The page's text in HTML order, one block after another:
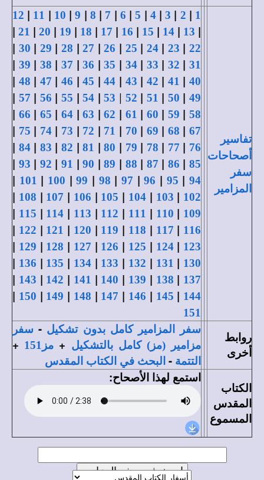
تفاسير
أصحاحات
سفر
المزامير
1
|
2
|
3
|
4
|
5
|
6
|
7
|
8
|
9
|
10
|
11
|
12
|
13
|
14
|
15
|
16
|
17
|
18
|
19
|
20
|
21
|
22
|
23
|
24
|
25
|
26
|
27
|
28
|
29
|
30
|
31
|
32
|
33
|
34
|
35
|
36
|
37
|
38
|
39
|
40
|
41
|
42
|
43
|
44
|
45
|
46
|
47
|
48
|
49
|
50
|
51
|
52
|
53
|
54
|
55
|
56
|
57
|
58
|
59
|
60
|
61
|
62
|
63
|
64
|
65
|
66
|
67
|
68
|
69
|
70
|
71
|
72
|
73
|
74
|
75
|
76
|
77
|
78
|
79
|
80
|
81
|
82
|
83
|
84
|
85
|
86
|
87
|
88
|
89
|
90
|
91
|
92
|
93
|
94
|
95
|
96
|
97
|
98
|
99
|
100
|
101
|
102
|
103
|
104
|
105
|
106
|
107
|
108
|
109
|
110
|
111
|
112
|
113
|
114
|
115
|
116
|
117
|
118
|
119
|
120
|
121
|
122
|
123
|
124
|
125
|
126
|
127
|
128
|
129
|
130
|
131
|
132
|
133
|
134
|
135
|
136
|
137
|
138
|
139
|
140
|
141
|
142
|
143
|
144
|
145
|
146
|
147
|
148
|
149
|
150
|
151
روابط
أخرى
سفر المزامير كامل بدون تشكيل - سفر
مزامير (مز) كامل بالتشكيل + مز151 +
التتمة - البحث في الكتاب المقدس
الكتاب
المقدس
المسموع
استمع لهذا الأصحاح: